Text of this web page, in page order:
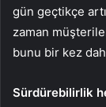
gün geçtikçe
zaman
bunu bir kez
Sürdürebilirlik